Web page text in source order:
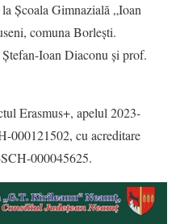
Școala Gimnazială „Ioan
comuna Borlești.
Ioan Diaconu și prof.
Erasmus+, apelul 2023-
000121502, cu acreditare
000045625.